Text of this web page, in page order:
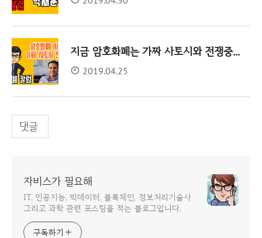
지금 암호화폐는 가짜 사토시와 전쟁중...
2019.04.25
댓글
자비스가 필요해
IT, 인공지능, 빅데이터, 블록체인, 정보처리기술사
그리고 과학 관련 포스팅을 적는 블로그입니다.
구독하기